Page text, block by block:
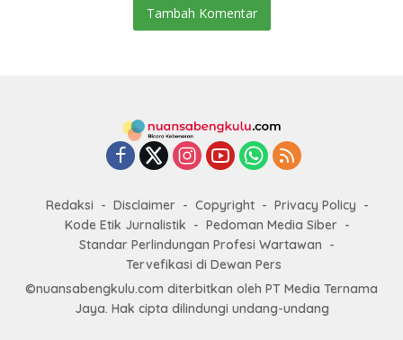
Tambah Komentar
Redaksi Disclaimer Copyright
Privacy Policy
Kode Etik Jurnalistik
Pedoman Media Siber
Standar Perlindungan Profesi Wartawan
Tervefikasi di Dewan Pers
©nuansabengkulu.com diterbitkan oleh PT Media Ternama
Jaya. Hak cipta dilindungi undang-undang